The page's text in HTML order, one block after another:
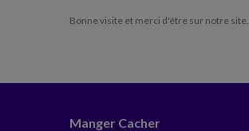
Bonne visite et merci d'être sur notre site.
Manger Cacher